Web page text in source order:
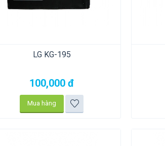
LG KG-195
100,000 đ
Mua hàng